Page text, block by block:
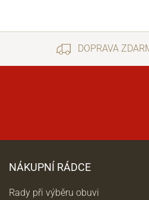
DOPRAVA
NÁKUPNÍ RÁDCE
Rady při výběru obuvi